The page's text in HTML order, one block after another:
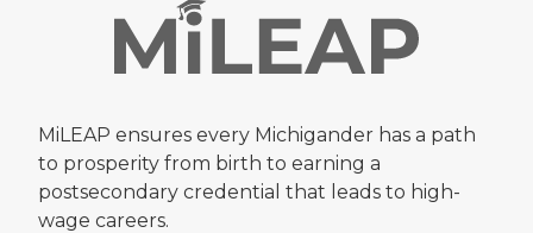
MiLEAP ensures every Michigander has a path
to prosperity from birth to earning a
postsecondary credential that leads to high-
wage careers.